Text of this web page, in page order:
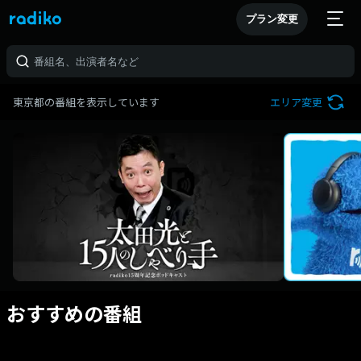
プラン変更
東京都の番組を表示しています エリア変更
おすすめの番組